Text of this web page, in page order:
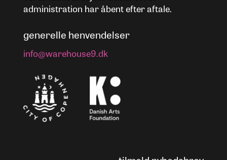
administration har åbent efter aftale.
generelle henvendelser
info@warehouse9.dk